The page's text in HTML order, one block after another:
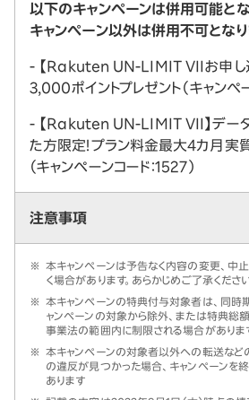
以下のキャンペーンは併用可能と
キャンペーン以外は併用不可となり
- 【Rakuten UN-LIMIT VIIお申し
3,000ポイントプレゼント（キャンペ
- 【Rakuten UN-LIMIT VII】デー
た方限定！プラン料金最大4カ月実
（キャンペーンコード：1527）
注意事項
※
本キャンペーンは予告なく内容の変更、中
く場合があります。あらかじめご了承くださ
※
本キャンペーンの特典付与対象者は、同時
ャンペーンの対象から除外、または特典総
事業法の範囲内に制限される場合がありま
※
本キャンペーンの対象者以外への転送など
の違反が見つかった場合、キャンペーンを
あります